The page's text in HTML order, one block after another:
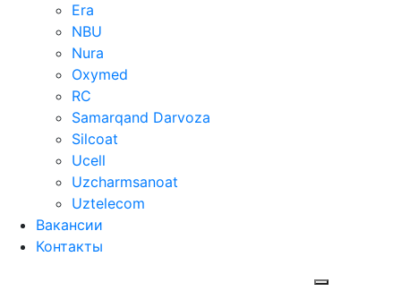
Era
NBU
Nura
Oxymed
RC
Samarqand Darvoza
Silcoat
Ucell
Uzcharmsanoat
Uztelecom
Вакансии
Контакты